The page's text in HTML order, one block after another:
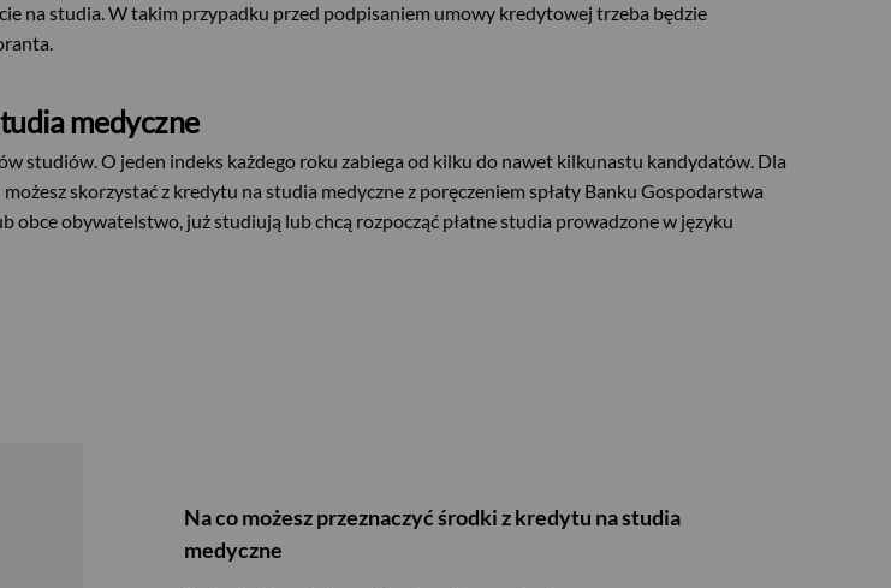
na studia. W takim przypadku przed podpisaniem umowy kredytowej trzeba będzie
medyczne
studiów. O jeden indeks każdego roku zabiega od kilku do nawet kilkunastu kandydatów. Dla
skorzystać z kredytu na studia medyczne z poręczeniem spłaty Banku Gospodarstwa
obywatelstwo, już studiują lub chcą rozpocząć płatne studia prowadzone w języku
Na co możesz przeznaczyć środki z kredytu na studia
medyczne